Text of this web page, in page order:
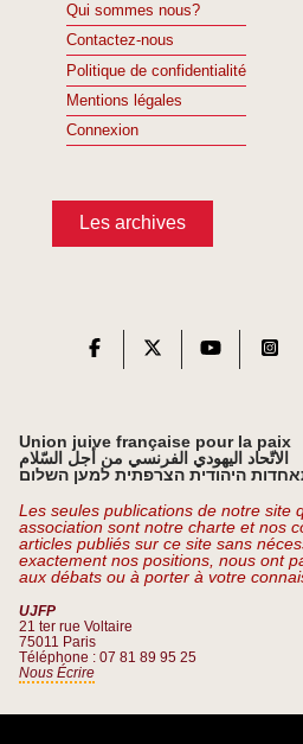
Qui sommes nous?
Contactez-nous
Politique de confidentialité
Mentions légales
Connexion
Les archives
Union juive française pour la paix
الاتّحاد اليهودي الفرنسي من أجل السّلام
היהודית הצרפתית למען השלום
Les seules publications de notre site
association sont notre charte et nos
articles publiés sur ce site sans
exactement nos positions, nous ont
aux débats ou à porter à votre
UJFP
21 ter rue Voltaire
75011 Paris
Téléphone : 07 81 89 95 25
Nous Écrire